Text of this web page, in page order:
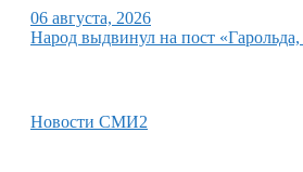
06 августа, 2026
Народ выдвинул на пост
Новости СМИ2